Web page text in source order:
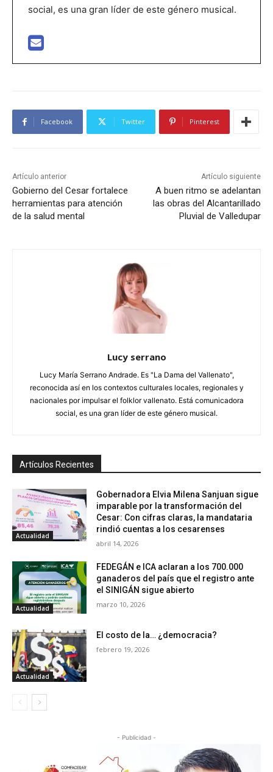
social, es una gran líder de este género musical.
Facebook Twitter Pinterest
Artículo anterior
Gobierno del Cesar fortalece
herramientas para atención
de la salud mental
Artículo siguiente
A buen ritmo se adelantan
las obras del Alcantarillado
Pluvial de Valledupar
Lucy serrano
Lucy María Serrano Andrade. Es "La Dama del Vallenato",
reconocida así en los contextos culturales locales, regionales y
nacionales por impulsar el folklor vallenato. Está comunicadora
social, es una gran líder de este género musical.
Artículos Recientes
Actualidad
Gobernadora Elvia Milena Sanjuan sigue
imparable por la transformación del
Cesar: Con cifras claras, la mandataria
rindió cuentas a los cesarenses
abril 14, 2026
Actualidad
FEDEGÁN e ICA aclaran a los 700.000
ganaderos del país que el registro ante
el SINIGÁN sigue abierto
marzo 10, 2026
Actualidad
El costo de la… ¿democracia?
febrero 19, 2026
- Publicidad -